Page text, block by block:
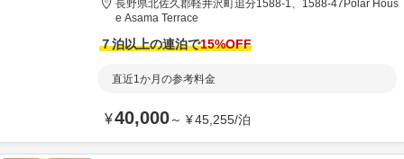
長野県北佐久郡軽井沢町追分1588-1、1588-47 Polar Hous
e Asama Terrace
７泊以上の連泊で15%OFF
直近1か月の参考料金
¥40,000～ ¥45,255/泊